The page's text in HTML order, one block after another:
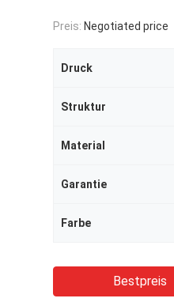
Preis: Negotiated price
Druck
Struktur
Material
Garantie
Farbe
Bestpreis